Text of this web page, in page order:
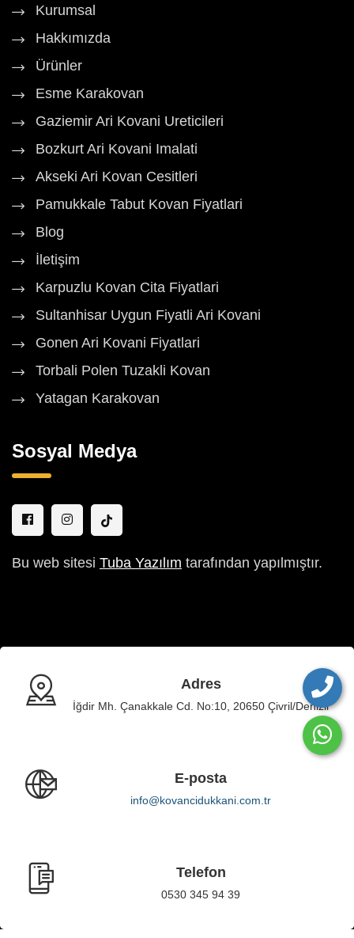
Kurumsal
Hakkımızda
Ürünler
Esme Karakovan
Gaziemir Ari Kovani Ureticileri
Bozkurt Ari Kovani Imalati
Akseki Ari Kovan Cesitleri
Pamukkale Tabut Kovan Fiyatlari
Blog
İletişim
Karpuzlu Kovan Cita Fiyatlari
Sultanhisar Uygun Fiyatli Ari Kovani
Gonen Ari Kovani Fiyatlari
Torbali Polen Tuzakli Kovan
Yatagan Karakovan
Sosyal Medya
Bu web sitesi Tuba Yazılım tarafından yapılmıştır.
Adres
İğdir Mh. Çanakkale Cd. No:10, 20650 Çivril/Denizli
E-posta
info@kovancidukkani.com.tr
Telefon
0530 345 94 39